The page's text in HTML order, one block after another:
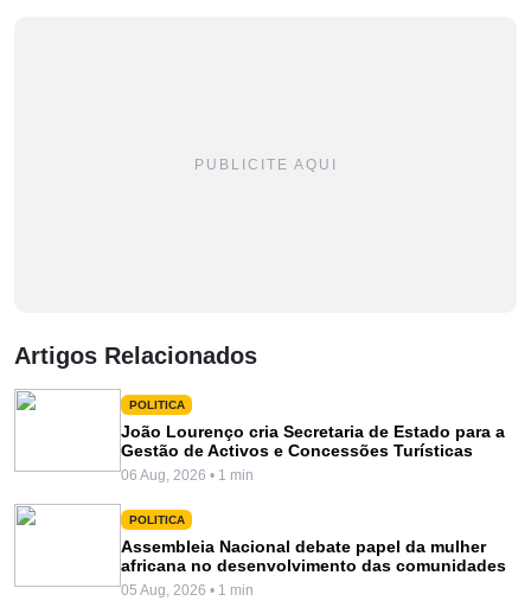
PUBLICITE AQUI
Artigos Relacionados
POLITICA
João Lourenço cria Secretaria de Estado para a
Gestão de Activos e Concessões Turísticas
06 Aug, 2026 • 1 min
POLITICA
Assembleia Nacional debate papel da mulher
africana no desenvolvimento das comunidades
05 Aug, 2026 • 1 min